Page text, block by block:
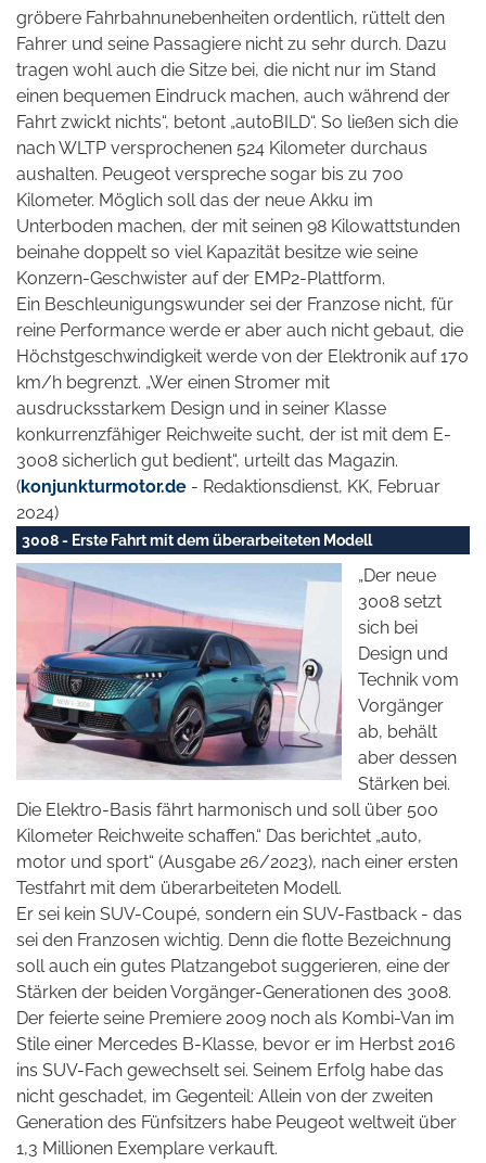
gröbere Fahrbahnunebenheiten ordentlich, rüttelt den
Fahrer und seine Passagiere nicht zu sehr durch. Dazu
tragen wohl auch die Sitze bei, die nicht nur im Stand
einen bequemen Eindruck machen, auch während der
Fahrt zwickt nichts“, betont „autoBILD“. So ließen sich die
nach WLTP versprochenen 524 Kilometer durchaus
aushalten. Peugeot verspreche sogar bis zu 700
Kilometer. Möglich soll das der neue Akku im
Unterboden machen, der mit seinen 98 Kilowattstunden
beinahe doppelt so viel Kapazität besitze wie seine
Konzern-Geschwister auf der EMP2-Plattform.
Ein Beschleunigungswunder sei der Franzose nicht, für
reine Performance werde er aber auch nicht gebaut, die
Höchstgeschwindigkeit werde von der Elektronik auf 170
km/h begrenzt. „Wer einen Stromer mit
ausdrucksstarkem Design und in seiner Klasse
konkurrenzfähiger Reichweite sucht, der ist mit dem E-
3008 sicherlich gut bedient“, urteilt das Magazin.
(konjunkturmotor.de - Redaktionsdienst, KK, Februar
2024)
3008 - Erste Fahrt mit dem überarbeiteten Modell
„Der neue
3008 setzt
sich bei
Design und
Technik vom
Vorgänger
ab, behält
aber dessen
Stärken bei.
Die Elektro-Basis fährt harmonisch und soll über 500
Kilometer Reichweite schaffen.“ Das berichtet „auto,
motor und sport“ (Ausgabe 26/2023), nach einer ersten
Testfahrt mit dem überarbeiteten Modell.
Er sei kein SUV-Coupé, sondern ein SUV-Fastback - das
sei den Franzosen wichtig. Denn die flotte Bezeichnung
soll auch ein gutes Platzangebot suggerieren, eine der
Stärken der beiden Vorgänger-Generationen des 3008.
Der feierte seine Premiere 2009 noch als Kombi-Van im
Stile einer Mercedes B-Klasse, bevor er im Herbst 2016
ins SUV-Fach gewechselt sei. Seinem Erfolg habe das
nicht geschadet, im Gegenteil: Allein von der zweiten
Generation des Fünfsitzers habe Peugeot weltweit über
1,3 Millionen Exemplare verkauft.